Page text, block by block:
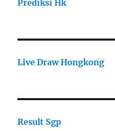
Prediksi Hk
Live Draw Hongkong
Result Sgp